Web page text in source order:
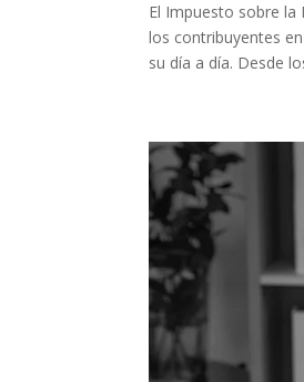
El Impuesto sobre la
los contribuyentes
su día a día. Desde